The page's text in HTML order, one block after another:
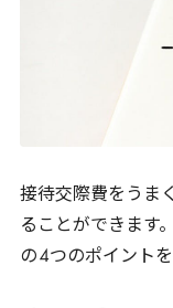
接待交際費をうま
ることができます
の4つのポイント